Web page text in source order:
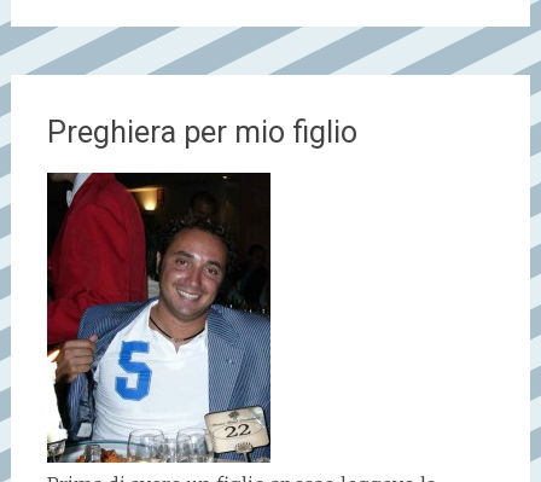
Preghiera per mio figlio